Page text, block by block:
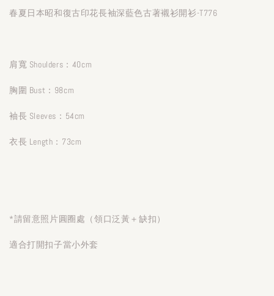
春夏日本昭和復古印花長袖深藍色古著襯衫開衫-T776
肩寬 Shoulders：40cm
胸圍 Bust：98cm
袖長 Sleeves：54cm
衣長 Length：73cm
*請留意照片圓圈處（領口泛黃＋缺扣）
適合打開扣子當小外套